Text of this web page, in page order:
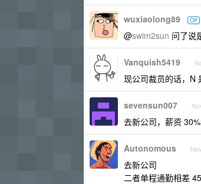
wuxiaolong89 OP
@swim2sun 问了说
Vanquish5419
现公司裁员的话，N
sevensun007
去新公司，薪资
Autonomous
去新公司
二者单程通勤相差